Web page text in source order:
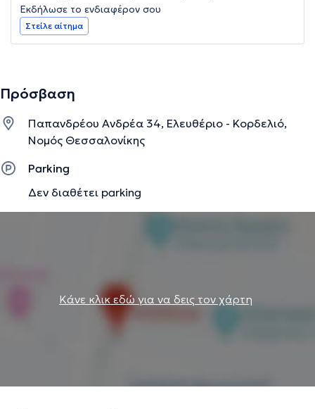
Εκδήλωσε το ενδιαφέρον σου
Στείλε αίτημα
Πρόσβαση
Παπανδρέου Ανδρέα 34, Ελευθέριο - Κορδελιό,
Νομός Θεσσαλονίκης
Parking
Δεν διαθέτει parking
Κάνε κλικ εδώ για να δεις τον χάρτη